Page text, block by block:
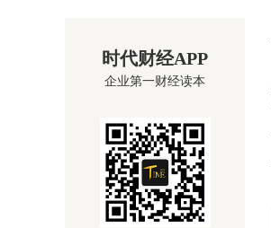
时代财经APP
企业第一财经读本